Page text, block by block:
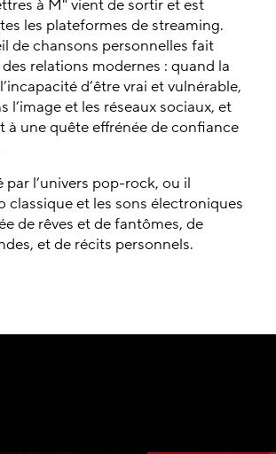
à M" vient de sortir et est
les plateformes de streaming.
de chansons personnelles fait
relations modernes : quand la
d’être vrai et vulnérable,
l’image et les réseaux sociaux, et
à une quête effrénée de confiance
l’univers pop-rock, ou il
classique et les sons électroniques
de rêves et de fantômes, de
et de récits personnels.